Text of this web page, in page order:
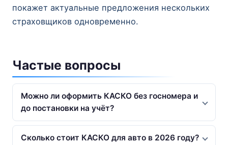
покажет актуальные предложения нескольких
страховщиков одновременно.
Частые вопросы
Можно ли оформить КАСКО без госномера и
до постановки на учёт?
Сколько стоит КАСКО для авто в 2026 году?